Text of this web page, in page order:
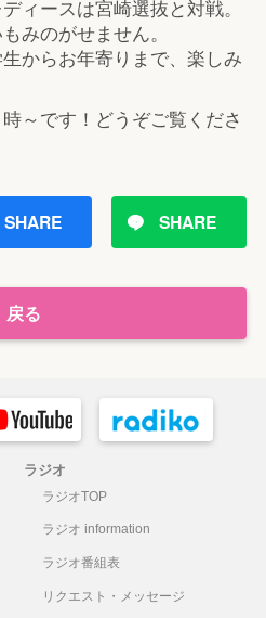
ィースは宮崎選抜と対戦。
みのがせません。
からお年寄りまで、楽しみ
～です！どうぞご覧くださ
SHARE SHARE
戻る
ラジオ
ラジオTOP
ラジオ information
ラジオ番組表
リクエスト・メッセージ